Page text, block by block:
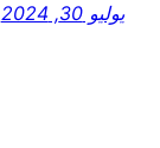
يوليو 30, 2024